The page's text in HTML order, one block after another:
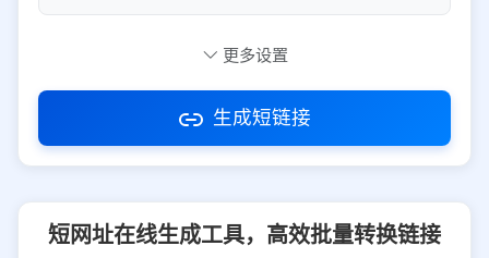
访问密码
更多设置
生成短链接
短网址在线生成工具，高效批量转换链接